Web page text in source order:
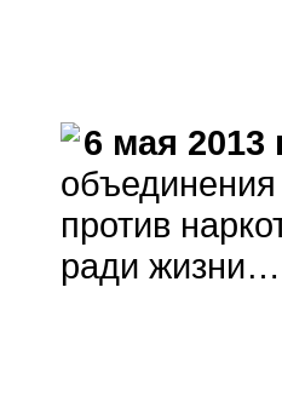
6 мая 2013
против
ради